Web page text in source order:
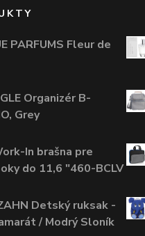
PARFUMS Fleur de
Organizér B-
Grey
In brašna pre
do 11,6 "460-BCLV
Detský ruksak -
/ Modrý Sloník